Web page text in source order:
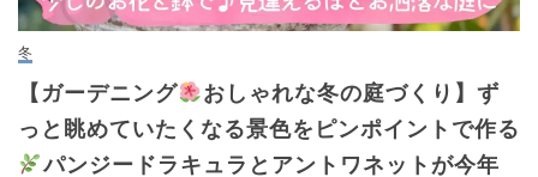
冬
【ガーデニング
おしゃれな冬の庭づくり】ず
っと眺めていたくなる景色をピンポイントで作る
パンジードラキュラとアントワネットが今年